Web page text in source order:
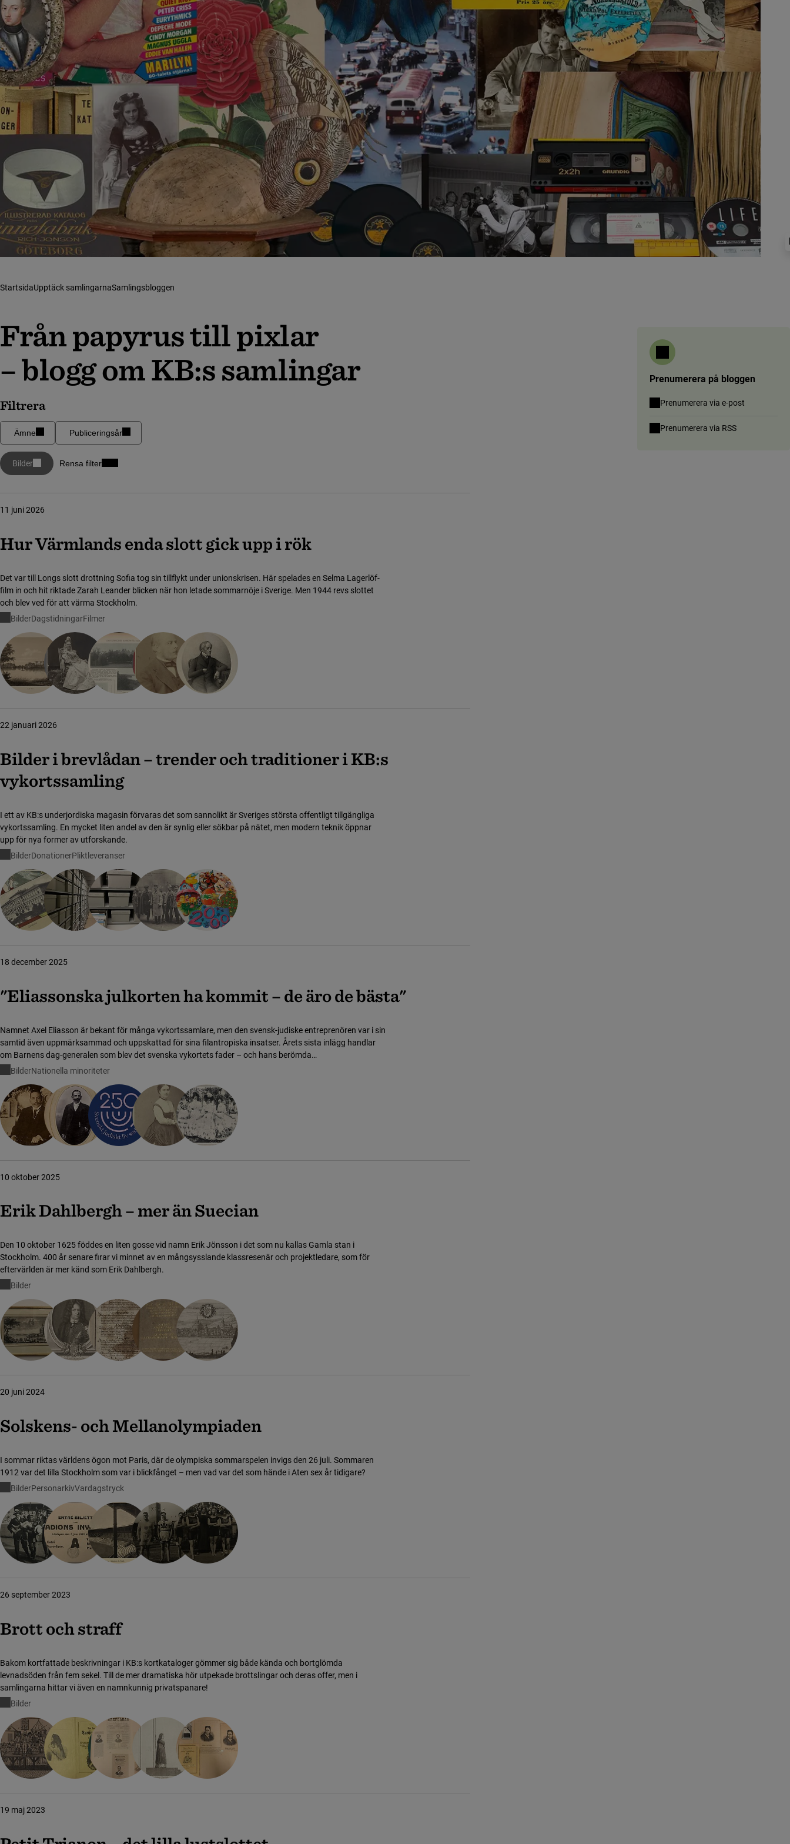
StartsidaUpptäck samlingarnaSamlingsbloggen
Från papyrus till pixlar ­­
–blog­g om KB:s samling­ar
Filtrera
Ämne Publiceringsår
Bilder Rensa filter
Hur Värmlands enda slott gick upp i rök
11 juni 2026
Det var till Longs slott drottning Sofia tog sin tillflykt under unionskrisen. Här spelades en Selma Lagerlöf-
film in och hit riktade Zarah Leander blicken när hon letade sommarnöje i Sverige. Men 1944 revs slottet
och blev ved för att värma Stockholm.
BilderDagstidningarFilmer
Bilder i brevlådan – trender och traditioner i KB:s
vykortssamling
22 januari 2026
I ett av KB:s underjordiska magasin förvaras det som sannolikt är Sveriges största offentligt tillgängliga
vykortssamling. En mycket liten andel av den är synlig eller sökbar på nätet, men modern teknik öppnar
upp för nya former av utforskande.
BilderDonationerPliktleveranser
"Eliassonska julkorten ha kommit – de äro de bästa"
18 december 2025
Namnet Axel Eliasson är bekant för många vykortssamlare, men den svensk-judiske entreprenören var i sin
samtid även uppmärksammad och uppskattad för sina filantropiska insatser. Årets sista inlägg handlar
om Barnens dag-generalen som blev det svenska vykortets fader – och hans berömda
"julkortschampioner".
BilderNationella minoriteter
Erik Dahlbergh – mer än Suecian
10 oktober 2025
Den 10 oktober 1625 föddes en liten gosse vid namn Erik Jönsson i det som nu kallas Gamla stan i
Stockholm. 400 år senare firar vi minnet av en mångsysslande klassresenär och projektledare, som för
eftervärlden är mer känd som Erik Dahlbergh.
Bilder
Solskens- och Mella­no­lym­pi­a­den
20 juni 2024
I sommar riktas världens ögon mot Paris, där de olympiska sommarspelen invigs den 26 juli. Sommaren
1912 var det lilla Stockholm som var i blickfånget – men vad var det som hände i Aten sex år tidigare?
BilderPersonarkivVardagstryck
Brott och straff
26 september 2023
Bakom kortfattade beskrivningar i KB:s kortkataloger gömmer sig både kända och bortglömda
levnadsöden från fem sekel. Till de mer dramatiska hör utpekade brottslingar och deras offer, men i
samlingarna hittar vi även en namnkunnig privatspanare!
Bilder
19 maj 2023
Prenumerera på bloggen
Prenumerera via e-post
Prenumerera via RSS(länk till